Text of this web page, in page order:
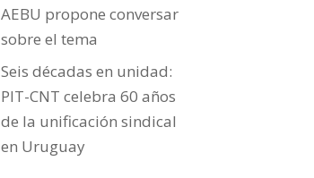
AEBU propone conversar
sobre el tema
Seis décadas en unidad:
PIT-CNT celebra 60 años
de la unificación sindical
en Uruguay